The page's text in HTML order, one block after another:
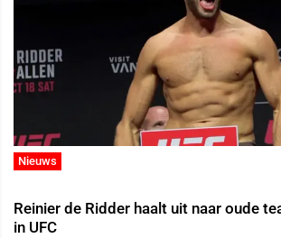
Nieuws
Reinier de Ridder haalt uit naar oude
in UFC